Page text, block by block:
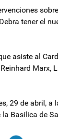
tener el
asiste al
Marx,
29 de abril, a
Basílica de